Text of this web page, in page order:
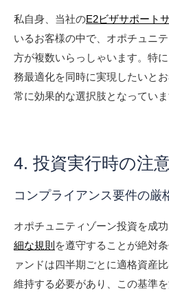
私自身、当社のE2ビザサポート
いるお客様の中で、オポチュニ
方が複数いらっしゃいます。特
務最適化を同時に実現したいと
常に効果的な選択肢となっていま
4. 投資実行時の注
コンプライアンス要件の厳
オポチュニティゾーン投資を成功
細な規則 を遵守することが絶対
ァンドは四半期ごとに適格資産
維持する必要があり、この基準